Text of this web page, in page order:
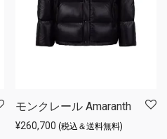
モンクレール Amaranth
¥260,700 (税込＆送料無料)